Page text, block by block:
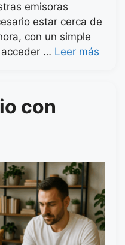
emisoras
estar cerca de
con un simple
… Leer más
con